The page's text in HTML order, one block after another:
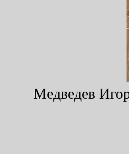
Медведев